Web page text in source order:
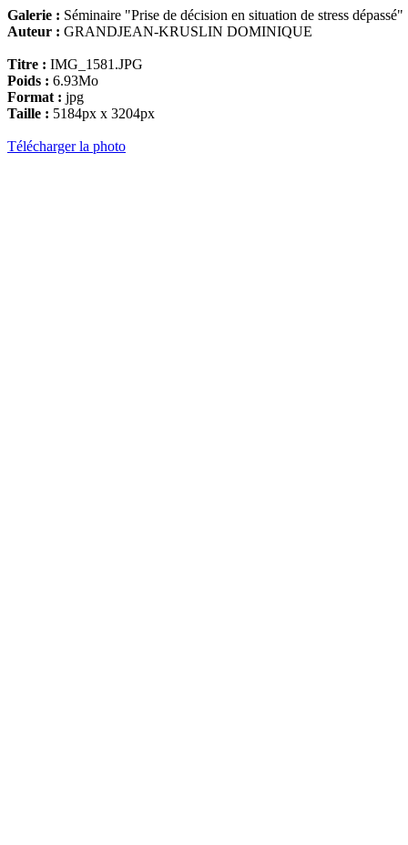
Galerie : Séminaire "Prise de décision en situation de stress dépassé"
Auteur : GRANDJEAN-KRUSLIN DOMINIQUE
Titre : IMG_1581.JPG
Poids : 6.93Mo
Format : jpg
Taille : 5184px x 3204px
Télécharger la photo